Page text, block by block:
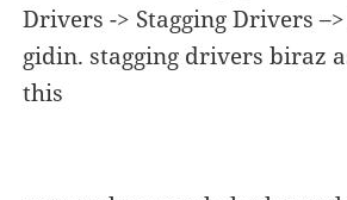
Drivers -> Stagging Drivers
gidin. stagging drivers biraz
this